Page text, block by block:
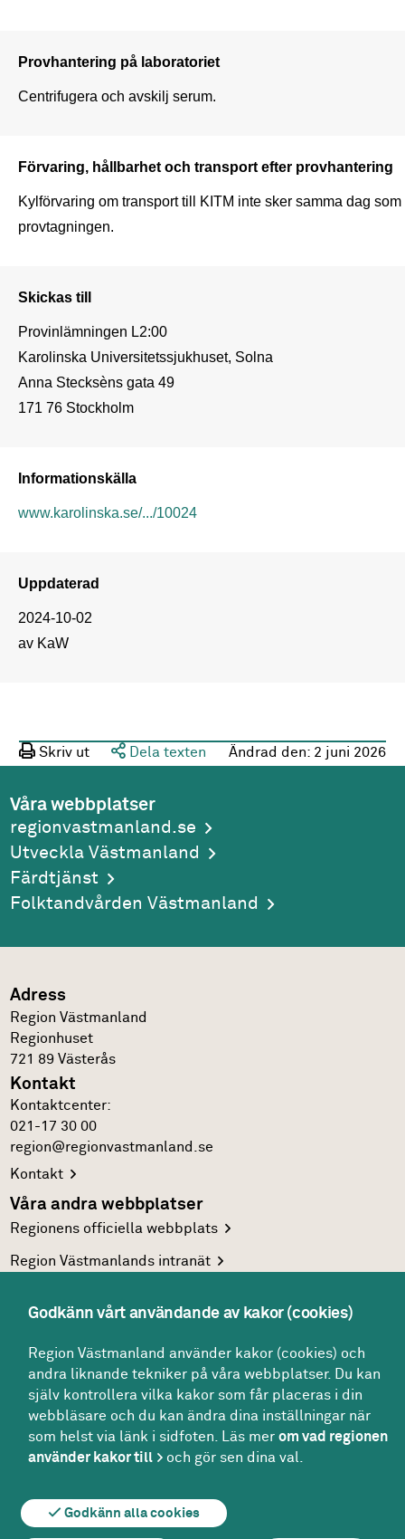
Provhantering på laboratoriet
Centrifugera och avskilj serum.
Förvaring, hållbarhet och transport efter provhantering
Kylförvaring om transport till KITM inte sker samma dag som
provtagningen.
Skickas till
Provinlämningen L2:00
Karolinska Universitetssjukhuset, Solna
Anna Stecksèns gata 49
171 76 Stockholm
Informationskälla
www.karolinska.se/.../10024
Uppdaterad
2024-10-02
av KaW
Skriv ut Dela texten Ändrad den: 2 juni 2026
Våra webbplatser
regionvastmanland.se
Utveckla Västmanland
Färdtjänst
Folktandvården Västmanland
Adress
Region Västmanland
Regionhuset
721 89 Västerås
Kontakt
Kontakt­center:
021-17 30 00
region@regionvastmanland.se
Kontakt
Våra andra webbplatser
Regionens officiellawebbplats
Region Västmanlandsintranät
Facebook
LinkedIn
Twitter
Youtube
Om webbplatsen Om kakor
Godkänn vårt användande av kakor (cookies)
Region Västmanland använder kakor (cookies) och
andra liknande tekniker på våra webbplatser. Du kan
själv kontrollera vilka kakor som får placeras i din
webbläsare och du kan ändra dina inställningar när
som helst via länk i sidfoten. Läs merom vad regionen
använder kakor till
och gör sen dina val.
Godkänn alla cookies